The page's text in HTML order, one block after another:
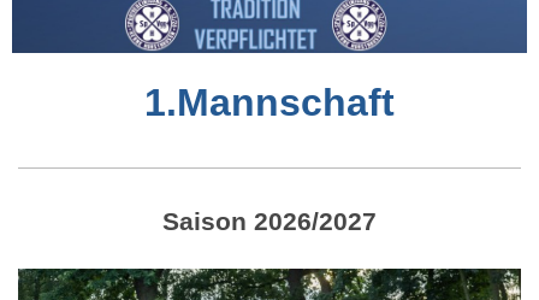
1.Mannschaft
Saison 2026/2027